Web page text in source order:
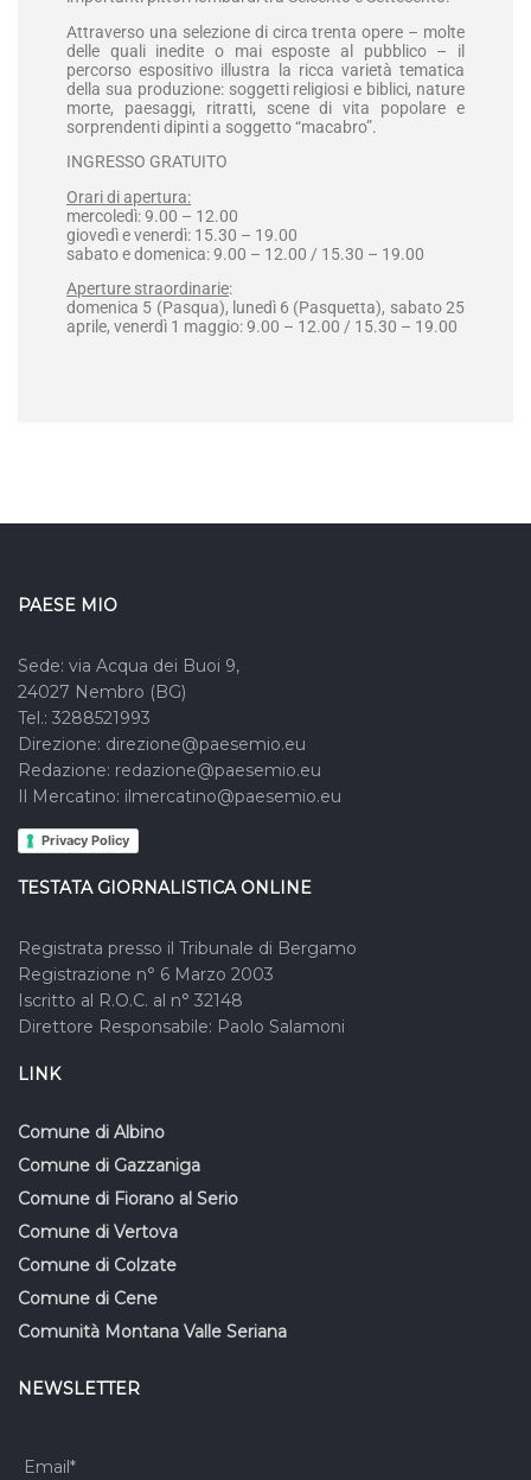
Attraverso una selezione di circa trenta opere – molte
delle quali inedite o mai esposte al pubblico – il
percorso espositivo illustra la ricca varietà tematica
della sua produzione: soggetti religiosi e biblici, nature
morte, paesaggi, ritratti, scene di vita popolare e
sorprendenti dipinti a soggetto “macabro”.
INGRESSO GRATUITO
Orari di apertura:
mercoledì: 9.00 – 12.00
giovedì e venerdì: 15.30 – 19.00
sabato e domenica: 9.00 – 12.00 / 15.30 – 19.00
Aperture straordinarie:
domenica 5 (Pasqua), lunedì 6 (Pasquetta), sabato 25
aprile, venerdì 1 maggio: 9.00 – 12.00 / 15.30 – 19.00
PAESE MIO
Sede: via Acqua dei Buoi 9,
24027 Nembro (BG)
Tel.: 3288521993
Direzione: direzione@paesemio.eu
Redazione: redazione@paesemio.eu
Il Mercatino: ilmercatino@paesemio.eu
Privacy Policy
TESTATA GIORNALISTICA ONLINE
Registrata presso il Tribunale di Bergamo
Registrazione n° 6 Marzo 2003
Iscritto al R.O.C. al n° 32148
Direttore Responsabile: Paolo Salamoni
LINK
Comune di Albino
Comune di Gazzaniga
Comune di Fiorano al Serio
Comune di Vertova
Comune di Colzate
Comune di Cene
Comunità Montana Valle Seriana
NEWSLETTER
Email*